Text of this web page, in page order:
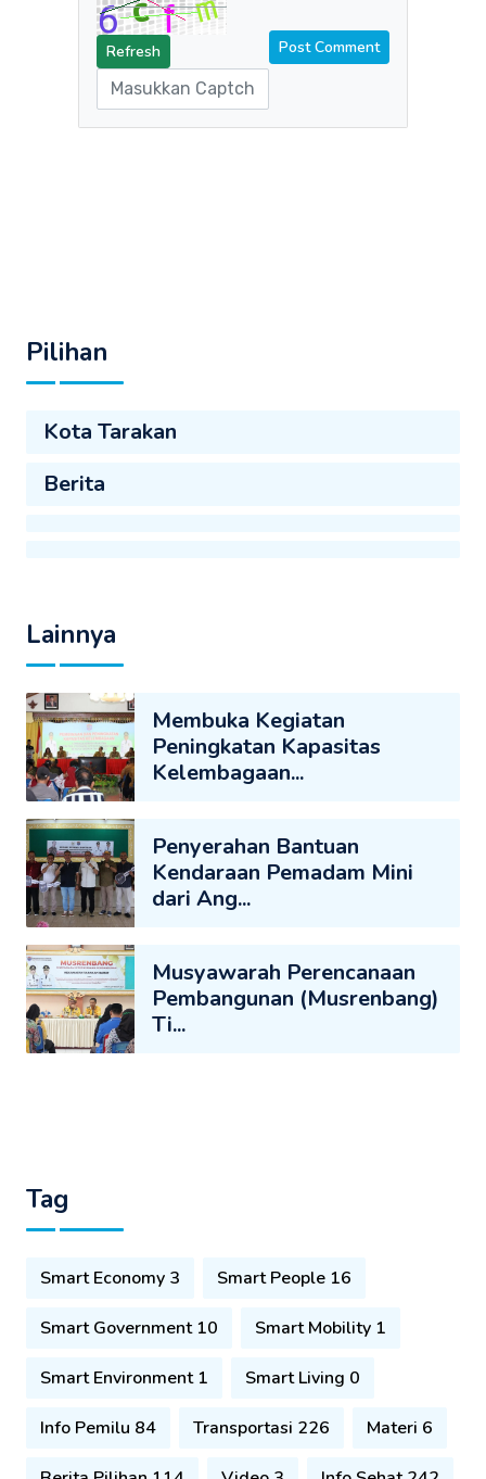
Refresh
Pilihan
Kota Tarakan
Berita
Lainnya
Membuka Kegiatan
Peningkatan Kapasitas
Kelembagaan...
Penyerahan Bantuan
Kendaraan Pemadam Mini
dari Ang...
Musyawarah Perencanaan
Pembangunan (Musrenbang)
Ti...
Tag
Smart Economy 3 Smart People 16
Smart Government 10 Smart Mobility 1
Smart Environment 1 Smart Living 0
Info Pemilu 84 Transportasi 226 Materi 6